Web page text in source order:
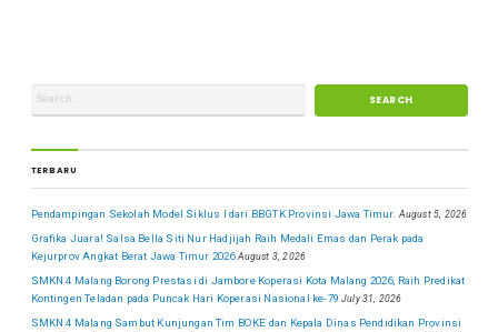
TERBARU
Pendampingan Sekolah Model Siklus I dari BBGTK Provinsi Jawa Timur. August 5, 2026
Grafika Juara! Salsa Bella Siti Nur Hadjijah Raih Medali Emas dan Perak pada
Kejurprov Angkat Berat Jawa Timur 2026 August 3, 2026
SMKN 4 Malang Borong Prestasi di Jambore Koperasi Kota Malang 2026, Raih Predikat
Kontingen Teladan pada Puncak Hari Koperasi Nasional ke-79 July 31, 2026
SMKN 4 Malang Sambut Kunjungan Tim BOKE dan Kepala Dinas Pendidikan Provinsi